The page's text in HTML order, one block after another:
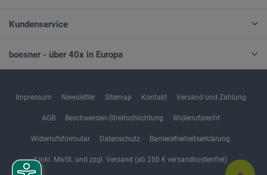
Kundenservice
boesner - über 40x in Europa
Impressum Newsletter Sitemap Kontakt Versand und Zahlung
AGB Beschwerden-Streitschlichtung Widerrufsrecht
Widerrufsformular Datenschutz Barrierefreiheitserklärung
* Inkl. MwSt. und zzgl. Versand (ab 250 € versandkostenfrei)